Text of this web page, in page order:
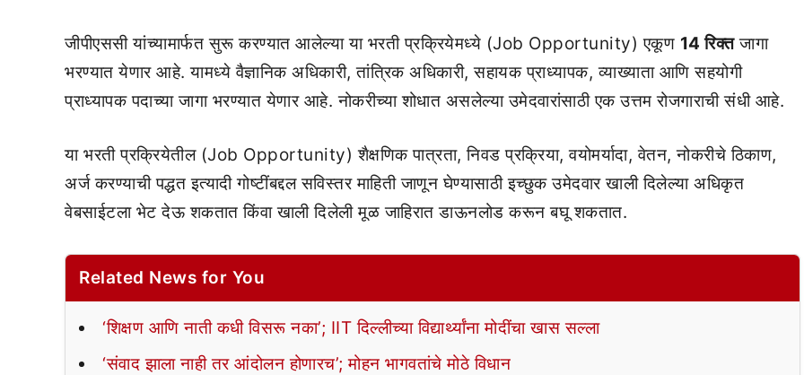
जीपीएससी यांच्यामार्फत सुरू करण्यात आलेल्या या भरती प्रक्रियेमध्ये (Job Opportunity) एकूण 14 रिक्तजागा
भरण्यात येणार आहे. यामध्ये वैज्ञानिक अधिकारी, तांत्रिक अधिकारी, सहायक प्राध्यापक, व्याख्याता आणि सहयोगी
प्राध्यापक पदाच्या जागा भरण्यात येणार आहे. नोकरीच्या शोधात असलेल्या उमेदवारांसाठी एक उत्तम रोजगाराची संधी आहे.
या भरती प्रक्रियेतील (Job Opportunity) शैक्षणिक पात्रता, निवड प्रक्रिया, वयोमर्यादा, वेतन, नोकरीचे ठिकाण,
अर्ज करण्याची पद्धत इत्यादी गोष्टींबद्दल सविस्तर माहिती जाणून घेण्यासाठी इच्छुक उमेदवार खाली दिलेल्या अधिकृत
वेबसाईटला भेट देऊ शकतात किंवा खाली दिलेली मूळ जाहिरात डाऊनलोड करून बघू शकतात.
Related News for You
‘शिक्षण आणि नाती कधी विसरू नका’; IIT दिल्लीच्या विद्यार्थ्यांना मोदींचा खास सल्ला
‘संवाद झाला नाही तर आंदोलन होणारच’; मोहन भागवतांचे मोठे विधान